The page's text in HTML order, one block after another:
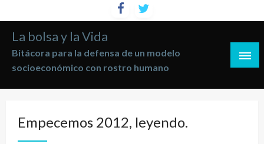
al
contenido
La bolsa y la Vida
Bitácora para la defensa de un modelo
socioeconómico con rostro humano
Empecemos 2012, leyendo.